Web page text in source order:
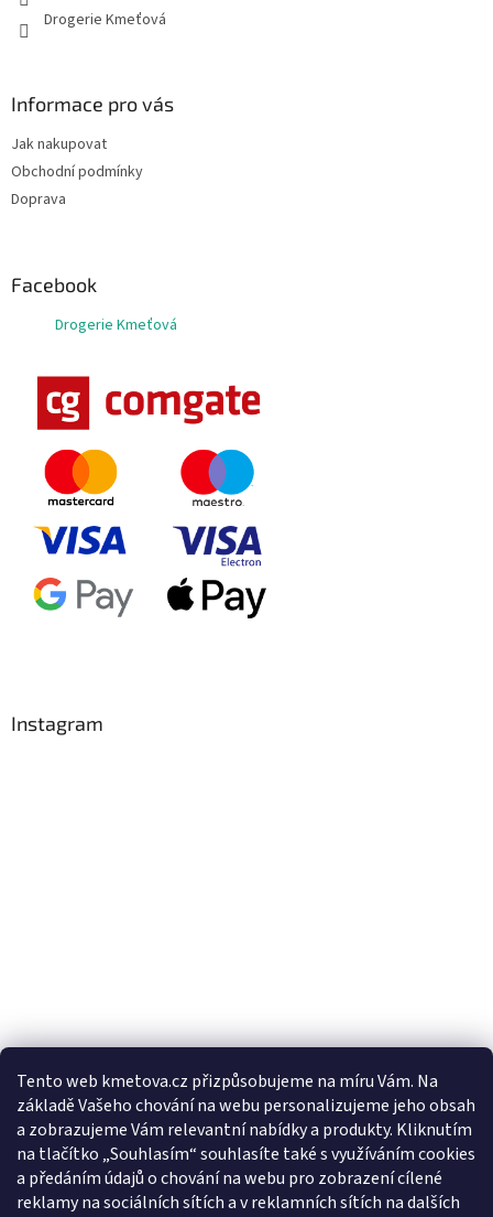
Tento web kmetova.cz přizpůsobujeme na míru Vám. Na
základě Vašeho chování na webu personalizujeme jeho obsah
a zobrazujeme Vám relevantní nabídky a produkty. Kliknutím
na tlačítko „Souhlasím“ souhlasíte také s využíváním cookies
a předáním údajů o chování na webu pro zobrazení cílené
reklamy na sociálních sítích a v reklamních sítích na dalších
Drogerie Kmeťová
Informace pro vás
Jak nakupovat
Obchodní podmínky
Doprava
Facebook
Drogerie Kmeťová
Instagram
Sledovat na Instagramu
Facebooková stránka